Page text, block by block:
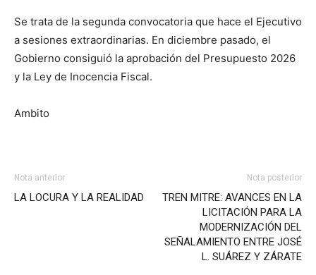
Se trata de la segunda convocatoria que hace el Ejecutivo
a sesiones extraordinarias. En diciembre pasado, el
Gobierno consiguió la aprobación del Presupuesto 2026
y la Ley de Inocencia Fiscal.
Ambito
Nota anterior
LA LOCURA Y LA REALIDAD
Nota posterior
TREN MITRE: AVANCES EN LA
LICITACIÓN PARA LA
MODERNIZACIÓN DEL
SEÑALAMIENTO ENTRE JOSÉ
L. SUÁREZ Y ZÁRATE